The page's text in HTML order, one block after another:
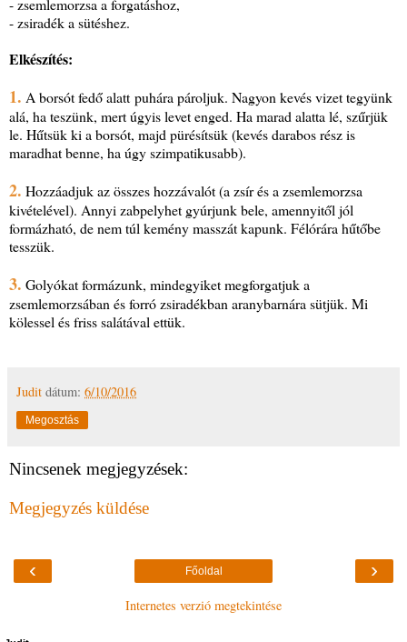
- zsemlemorzsa a forgatáshoz,
- zsiradék a sütéshez.
Elkészítés:
1. A borsót fedő alatt puhára pároljuk. Nagyon kevés vizet tegyünk
alá, ha teszünk, mert úgyis levet enged. Ha marad alatta lé, szűrjük
le. Hűtsük ki a borsót, majd pürésítsük (kevés darabos rész is
maradhat benne, ha úgy szimpatikusabb).
2. Hozzáadjuk az összes hozzávalót (a zsír és a zsemlemorzsa
kivételével). Annyi zabpelyhet gyúrjunk bele, amennyitől jól
formázható, de nem túl kemény masszát kapunk. Félórára hűtőbe
tesszük.
3. Golyókat formázunk, mindegyiket megforgatjuk a
zsemlemorzsában és forró zsiradékban aranybarnára sütjük. Mi
kölessel és friss salátával ettük.
Judit dátum: 6/10/2016
Megosztás
Nincsenek megjegyzések:
Megjegyzés küldése
‹ ›
Főoldal
Internetes verzió megtekintése